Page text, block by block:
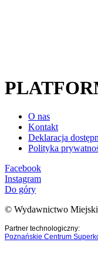
O nas
Kontakt
Deklaracja
Polityka
Facebook
Instagram
Do góry
© Wydawnictwo
Partner technologiczny:
Poznańskie Centrum